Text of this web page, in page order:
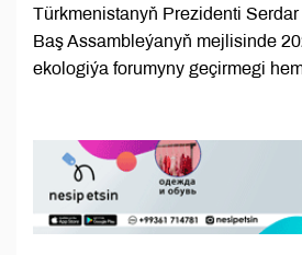
Türkmenistanyň Prezidenti
Baş Assambleýanyň mejlisinde
ekologiýa forumyny geçirmegi